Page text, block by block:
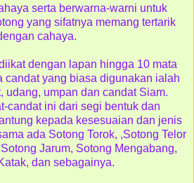
serta berwarna-warni untuk
yang sifatnya memang tertarik
cahaya.
dengan lapan hingga 10 mata
candat yang biasa digunakan ialah
udang, umpan dan candat Siam.
candat ini dari segi bentuk dan
kepada kesesuaian dan jenis
ada Sotong Torok, ,Sotong Telor
Jarum, Sotong Mengabang,
dan sebagainya.